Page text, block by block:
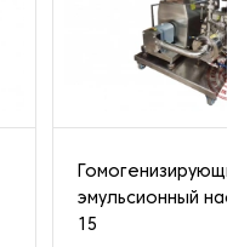
Гомогенизирующий
эмульсионный
15